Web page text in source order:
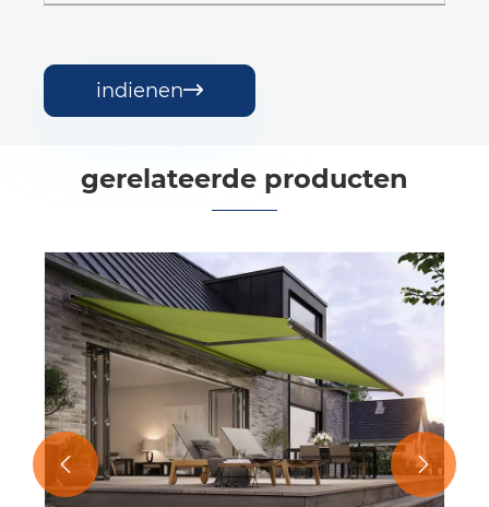
indienen
gerelateerde producten
 